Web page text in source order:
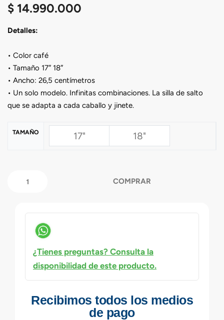
$ 14.990.000
Detalles:
• Color café
• Tamaño 17″ 18″
• Ancho: 26,5 centímetros
• Un solo modelo. Infinitas combinaciones. La silla de salto
que se adapta a cada caballo y jinete.
TAMAÑO 17" 18"
COMPRAR
¿Tienes preguntas? Consulta la
disponibilidad de este producto.
Recibimos todos los medios
de pago